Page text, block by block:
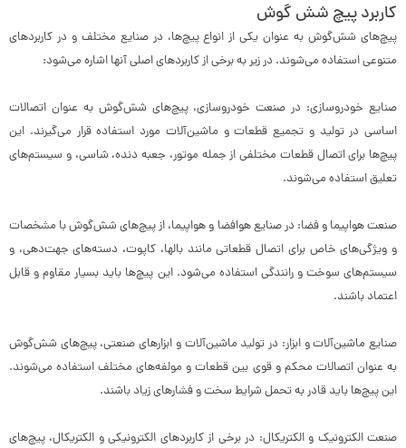
کاربرد پیچ شش گوش
پیچ‌های شش‌گوش به عنوان یکی از انواع پیچ‌ها، در صنایع مختلف و در کاربردهای
متنوعی استفاده می‌شوند. در زیر به برخی از کاربردهای اصلی آنها اشاره می‌شود:
صنایع خودروسازی: در صنعت خودروسازی، پیچ‌های شش‌گوش به عنوان اتصالات
اساسی در تولید و تجمیع قطعات و ماشین‌آلات مورد استفاده قرار می‌گیرند. این
پیچ‌ها برای اتصال قطعات مختلفی از جمله موتور، جعبه دنده، شاسی، و سیستم‌های
تعلیق استفاده می‌شوند.
صنعت هواپیما و فضا: در صنایع هوافضا و هواپیما، از پیچ‌های شش‌گوش با مشخصات
و ویژگی‌های خاص برای اتصال قطعاتی مانند بالها، کاپوت، دسته‌های جهت‌دهی، و
سیستم‌های سوخت و رانندگی استفاده می‌شود. این پیچ‌ها باید بسیار مقاوم و قابل
اعتماد باشند.
صنایع ماشین‌آلات و ابزار: در تولید ماشین‌آلات و ابزارهای صنعتی، پیچ‌های شش‌گوش
به عنوان اتصالات محکم و قوی بین قطعات و مولفه‌های مختلف استفاده می‌شوند.
این پیچ‌ها باید قادر به تحمل شرایط سخت و فشارهای زیاد باشند.
صنعت الکترونیک و الکتریکال: در برخی از کاربردهای الکترونیکی و الکتریکال، پیچ‌های